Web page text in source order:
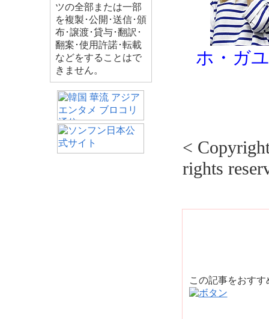
ツの全部または一部
を複製･公開･送信･頒
布･譲渡･貸与･翻訳･
翻案･使用許諾･転載
などをすることはで
きません。
ホ・ガ
<
rights
この記事をおす